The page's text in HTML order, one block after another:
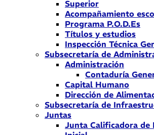
Superior
Acompañamiento
Programa P.O.D.Es
Títulos y estudios
Inspección Técnica
Subsecretaría de
Administración
Contaduría
Capital Humano
Dirección de
Subsecretaría de
Juntas
Junta Calificadora de